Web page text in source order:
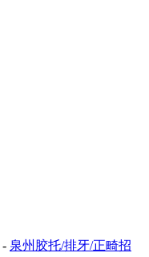
- 泉州胶托/排牙/正畸招